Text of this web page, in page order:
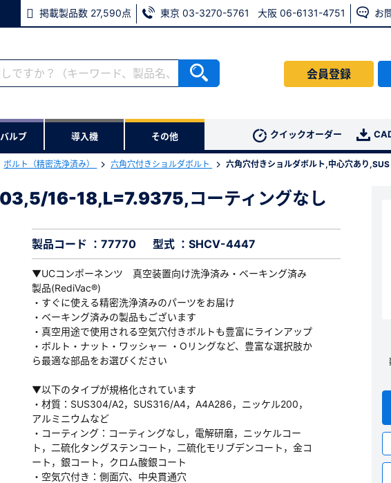
掲載製品数 27,590点 東京 03-3270-5761 大阪 06-6131-4751 お
会員登録
ルブ 導入機 その他 クイックオーダー
ボルト（精密洗浄済み） 六角穴付きショルダボルト 六角穴付きショルダボルト,中心穴あり
16-18,L=7.9375,コーティングなし
製品コード ：77770 型式 ：SHCV-4447
▼UCコンポーネンツ 真空装置向け洗浄済み・ベーキング済み
製品(RediVac®)
・すぐに使える精密洗浄済みのパーツをお届け
・ベーキング済みの製品もございます
・真空用途で使用される空気穴付きボルトも豊富にラインアップ
・ボルト・ナット・ワッシャー ・Oリングなど、豊富な選択肢か
ら最適な部品をお選びください
▼以下のタイプが規格化されています
・材質：SUS304/A2，SUS316/A4，A4A286，ニッケル200，
アルミニウムなど
・コーティング：コーティングなし，電解研磨，ニッケルコー
ト，二硫化タングステンコート，二硫化モリブデンコート，金コ
ート，銀コート，クロム酸銀コート
・空気穴付き：側面穴、中央貫通穴
します。
ダウンロードする
ます。
場合があります。
会員の方はこちら
ログイン
※メールアドレスを忘れた方は、
よりお問い